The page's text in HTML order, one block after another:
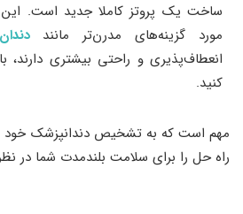
ساخت یک پروتز کاملا جدید است.
مورد گزینه‌های مدرن‌تر مانند
انعطاف‌پذیری و راحتی بیشتری
کنید.
مهم است که به تشخیص دندانپزشک خود
راه حل را برای سلامت بلندمدت شما در